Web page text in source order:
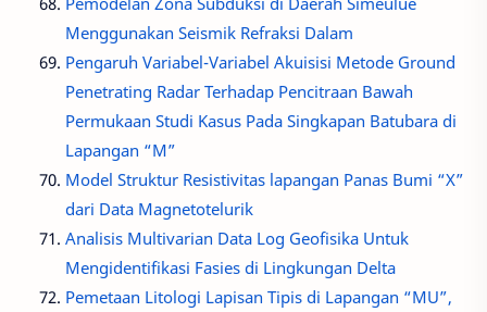
Menggunakan Seismik Refraksi Dalam
Pengaruh Variabel-Variabel Akuisisi Metode Ground
Penetrating Radar Terhadap Pencitraan Bawah
Permukaan Studi Kasus Pada Singkapan Batubara di
Lapangan “M”
Model Struktur Resistivitas lapangan Panas Bumi “X”
dari Data Magnetotelurik
Analisis Multivarian Data Log Geofisika Untuk
Mengidentifikasi Fasies di Lingkungan Delta
Pemetaan Litologi Lapisan Tipis di Lapangan “MU”,